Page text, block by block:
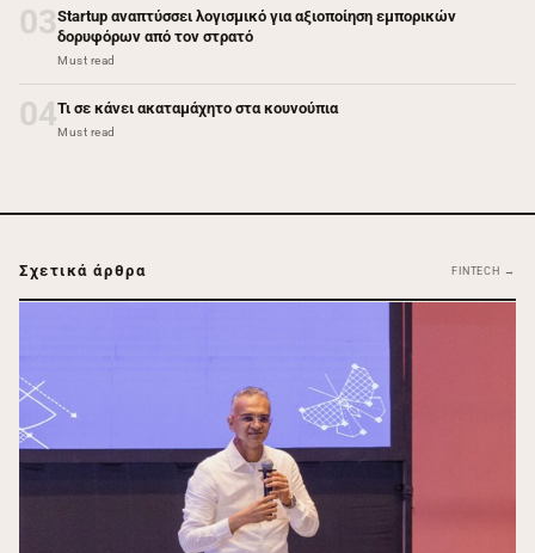
03Startup αναπτύσσει λογισμικό για αξιοποίηση εμπορικών
δορυφόρων από τον στρατό
Must read
04Τι σε κάνει ακαταμάχητο στα κουνούπια
Must read
Σχετικά άρθρα FINTECH →